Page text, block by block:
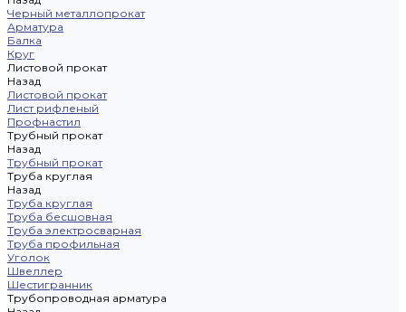
Черный металлопрокат
Арматура
Балка
Круг
Листовой прокат
Назад
Листовой прокат
Лист рифленый
Профнастил
Трубный прокат
Назад
Трубный прокат
Труба круглая
Назад
Труба круглая
Труба бесшовная
Труба электросварная
Труба профильная
Уголок
Швеллер
Шестигранник
Трубопроводная арматура